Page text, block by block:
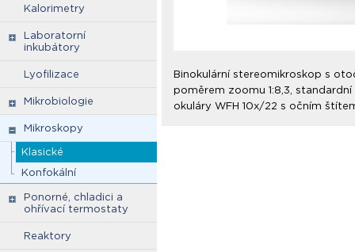
Kalorimetry
Laboratorní
inkubátory
Lyofilizace
Mikrobiologie
Mikroskopy
Klasické
Konfokální
Ponorné, chladici a
ohřívací termostaty
Reaktory
Binokulární stereomikroskop s
poměrem zoomu 1:8,3,
okuláry WFH 10x/22 s očním